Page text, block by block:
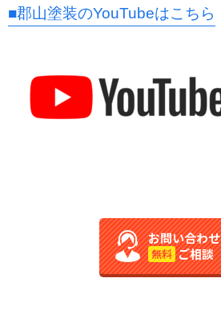
■郡山塗装のYouTubeはこちら
お問い合わせ
無料 ご相談